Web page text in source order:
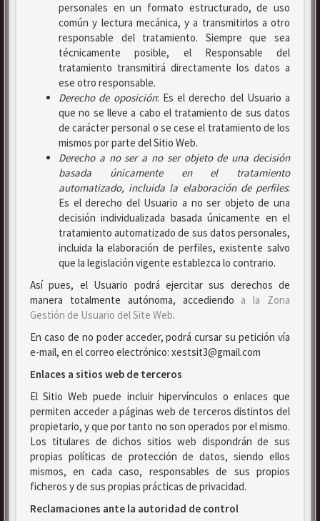
personales en un formato estructurado, de uso
común y lectura mecánica, y a transmitirlos a otro
responsable del tratamiento. Siempre que sea
técnicamente posible, el Responsable del
tratamiento transmitirá directamente los datos a
ese otro responsable.
Derecho de oposición: Es el derecho del Usuario a
que no se lleve a cabo el tratamiento de sus datos
de carácter personal o se cese el tratamiento de los
mismos por parte del Sitio Web.
Derecho a no ser a no ser objeto de una decisión
basada únicamente en el tratamiento
automatizado, incluida la elaboración de perfiles:
Es el derecho del Usuario a no ser objeto de una
decisión individualizada basada únicamente en el
tratamiento automatizado de sus datos personales,
incluida la elaboración de perfiles, existente salvo
que la legislación vigente establezca lo contrario.
Así pues, el Usuario podrá ejercitar sus derechos de
manera totalmente autónoma, accediendo a la Zona
Gestión de Usuario del Site Web.
En caso de no poder acceder, podrá cursar su petición vía
e-mail, en el correo electrónico: xestsit3@gmail.com
Enlaces a sitios web de terceros
El Sitio Web puede incluir hipervínculos o enlaces que
permiten acceder a páginas web de terceros distintos del
propietario, y que por tanto no son operados por el mismo.
Los titulares de dichos sitios web dispondrán de sus
propias políticas de protección de datos, siendo ellos
mismos, en cada caso, responsables de sus propios
ficheros y de sus propias prácticas de privacidad.
Reclamaciones ante la autoridad de control